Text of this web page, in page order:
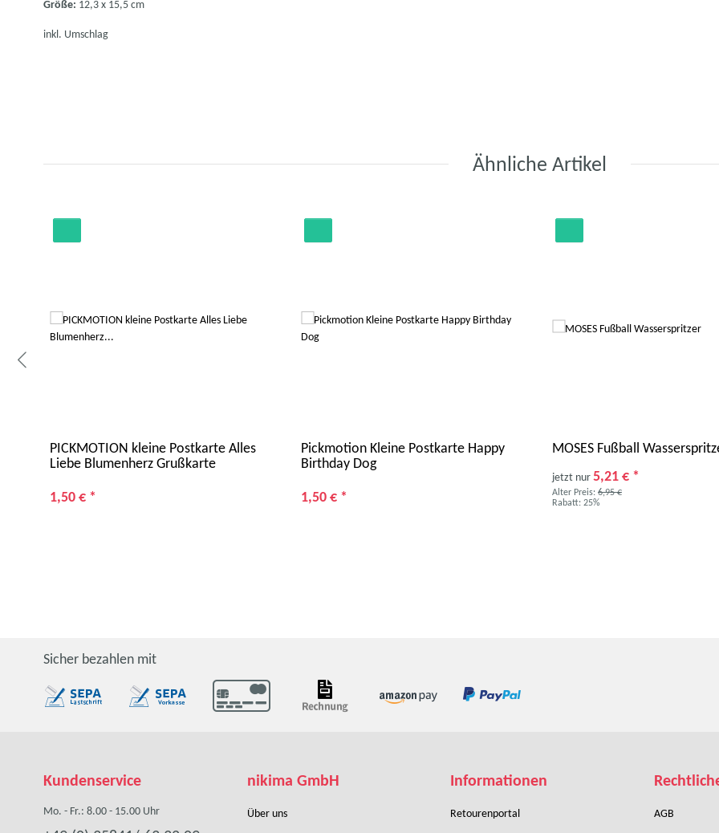
Größe: 12,3 x 15,5 cm
inkl. Umschlag
Ähnliche Artikel
PICKMOTION kleine Postkarte Alles
Liebe Blumenherz Grußkarte
1,50 € *
Pickmotion Kleine Postkarte Happy
Birthday Dog
1,50 € *
MOSES Fußball
jetzt nur5,21 € *
Alter Preis: 6,95 €
Rabatt: 25%
Sicher bezahlen mit
Kundenservice
Mo. - Fr.: 8.00 - 15.00 Uhr
nikima GmbH
Über uns
Informationen
Retourenportal AGB